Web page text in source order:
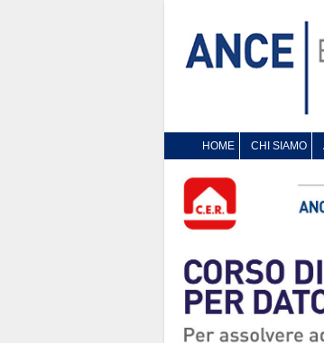
HOME CHI SIAMO